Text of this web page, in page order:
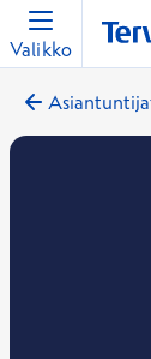
Valikko